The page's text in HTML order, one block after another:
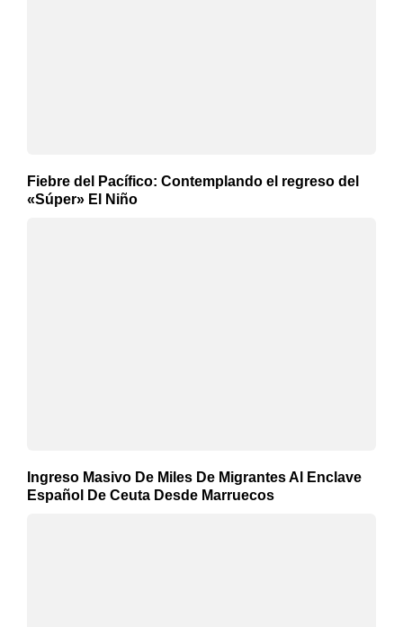
Fiebre del Pacífico: Contemplando el regreso del
«Súper» El Niño
Ingreso Masivo De Miles De Migrantes Al Enclave
Español De Ceuta Desde Marruecos